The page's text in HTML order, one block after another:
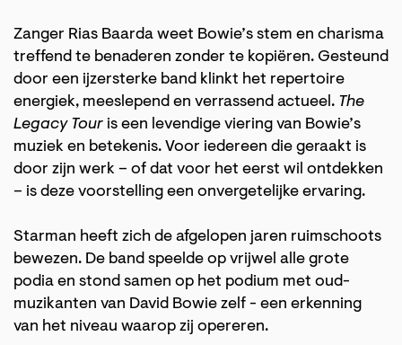
Zanger Rias Baarda weet Bowie’s stem en charisma
treffend te benaderen zonder te kopiëren. Gesteund
door een ijzersterke band klinkt het repertoire
energiek, meeslepend en verrassend actueel. The
Legacy Tour is een levendige viering van Bowie’s
muziek en betekenis. Voor iedereen die geraakt is
door zijn werk – of dat voor het eerst wil ontdekken
– is deze voorstelling een onvergetelijke ervaring.
Starman heeft zich de afgelopen jaren ruimschoots
bewezen. De band speelde op vrijwel alle grote
podia en stond samen op het podium met oud-
muzikanten van David Bowie zelf - een erkenning
van het niveau waarop zij opereren.